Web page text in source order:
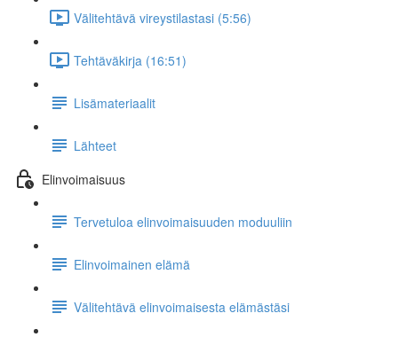
Välitehtävä vireystilastasi (5:56)
Tehtäväkirja (16:51)
Lisämateriaalit
Lähteet
Elinvoimaisuus
Tervetuloa elinvoimaisuuden moduuliin
Elinvoimainen elämä
Välitehtävä elinvoimaisesta elämästäsi